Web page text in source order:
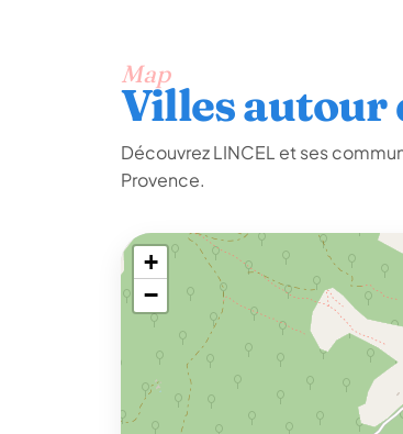
Map
Villes autour
Découvrez LINCEL et ses
Provence.
+
−